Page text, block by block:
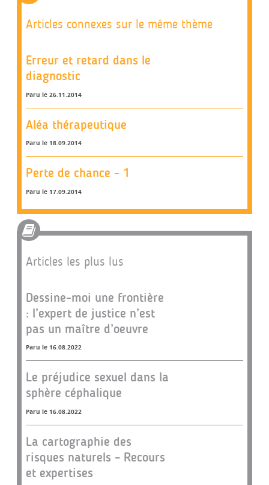
Articles connexes sur le même thème
Erreur et retard dans le
diagnostic
Paru le 26.11.2014
Aléa thérapeutique
Paru le 18.09.2014
Perte de chance - 1
Paru le 17.09.2014
Articles les plus lus
Dessine-moi une frontière
: l’expert de justice n’est
pas un maître d’oeuvre
Paru le 16.08.2022
Le préjudice sexuel dans la
sphère céphalique
Paru le 16.08.2022
La cartographie des
risques naturels – Recours
et expertises